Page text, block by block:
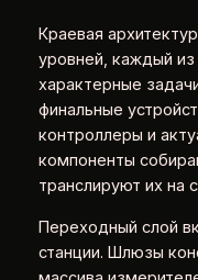
Краевая
уровней, каждый
характерные
финальные
контроллеры и
компоненты
транслируют их на
Переходный слой
станции. Шлюзы